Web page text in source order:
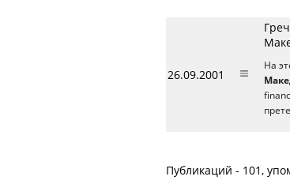
26.09.2001
На
Публикаций - 101,